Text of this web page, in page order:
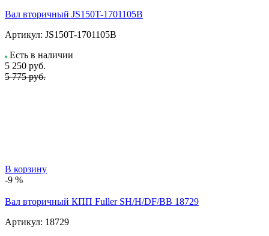
Вал вторичный JS150T-1701105B
Артикул: JS150T-1701105B
Есть в наличии
5 250 руб.
5 775 руб.
В корзину
-9 %
Вал вторичный КПП Fuller SH/H/DF/BB 18729
Артикул: 18729